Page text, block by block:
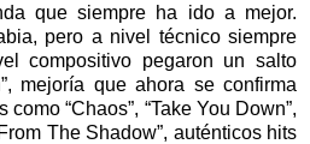
que siempre ha ido a mejor.
pero a nivel técnico siempre
compositivo pegaron un salto
mejoría que ahora se confirma
“Chaos”, “Take You Down”,
The Shadow”, auténticos hits